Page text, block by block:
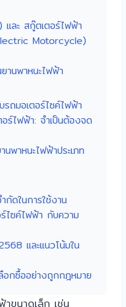
ละ สกู๊ตเตอร์ไฟฟ้า
Motorcycle)
านพาหนะไฟฟ้า
รถมอเตอร์ไซค์ไฟฟ้า
ร์ไฟฟ้า: จำเป็นต้องจด
นพาหนะไฟฟ้าประเภท
กัดในการใช้งาน
ไซค์ไฟฟ้า กับความ
และแนวโน้มใน
ลือกซื้ออย่างถูกกฎหมาย
ขนาดเล็ก เช่น